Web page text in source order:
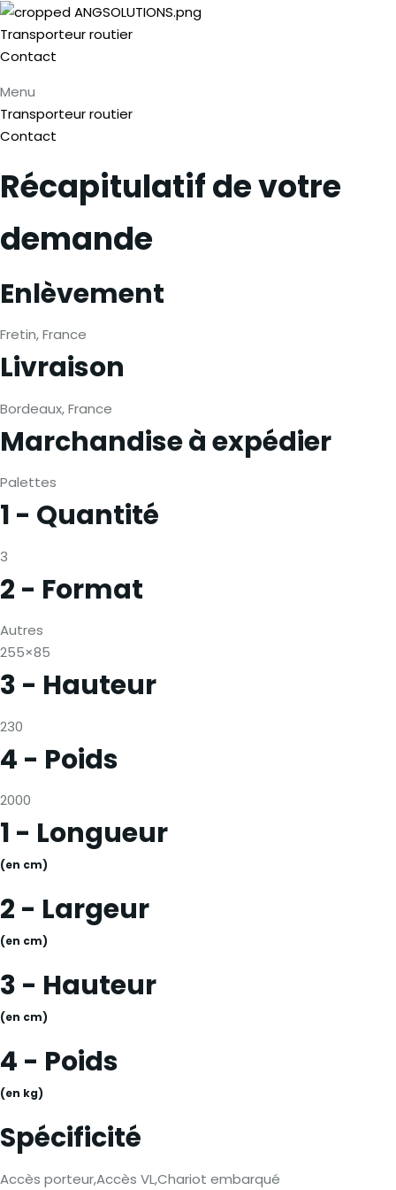
Transporteur routier
Contact
Menu
Transporteur routier
Contact
Récapitulatif de votre
demande
Enlèvement
Fretin, France
Livraison
Bordeaux, France
Marchandise à expédier
Palettes
1 - Quantité
3
2 - Format
Autres
255×85
3 - Hauteur
230
4 - Poids
2000
1 - Longueur
(en cm)
2 - Largeur
(en cm)
3 - Hauteur
(en cm)
4 - Poids
(en kg)
Spécificité
Accès porteur,Accès VL,Chariot embarqué